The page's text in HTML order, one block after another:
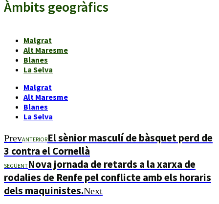
Àmbits geogràfics
Malgrat
Alt Maresme
Blanes
La Selva
Malgrat
Alt Maresme
Blanes
La Selva
PrevANTERIOREl sènior masculí de bàsquet perd de
3 contra el Cornellà
SEGÜENTNova jornada de retards a la xarxa de
rodalies de Renfe pel conflicte amb els horaris
dels maquinistes.Next